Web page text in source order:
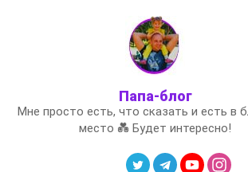
Папа-блог
Мне просто есть, что сказать и есть в
место 💑 Будет интересно!